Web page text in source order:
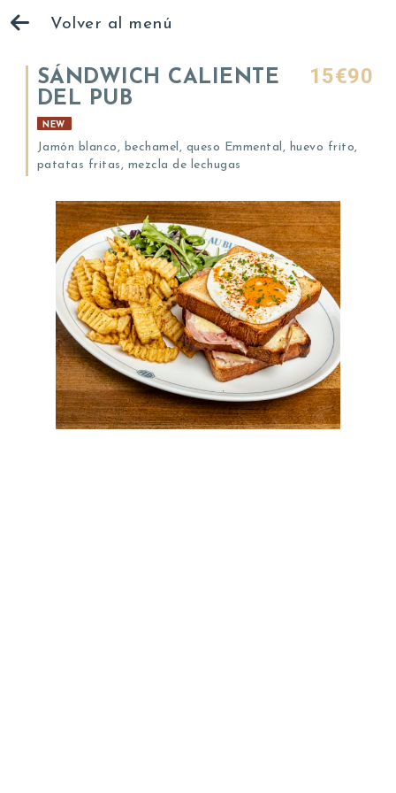
Volver al menú
SÁNDWICH CALIENTE
DEL PUB
15€90
NEW
Jamón blanco, bechamel, queso Emmental, huevo frito,
patatas fritas, mezcla de lechugas